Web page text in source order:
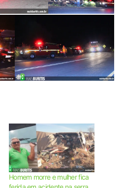
Homem morre e mulher fica